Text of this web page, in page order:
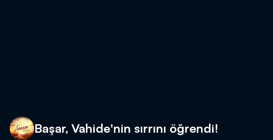
Başar, Vahide'nin sırrını öğrendi!